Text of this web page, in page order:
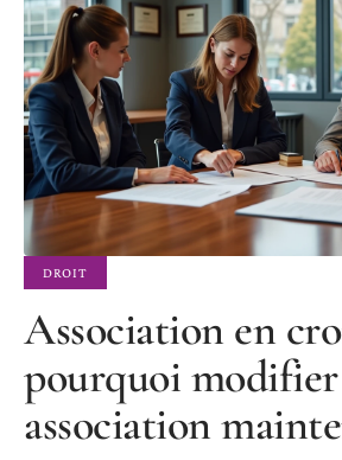
DROIT
Association en
pourquoi
association